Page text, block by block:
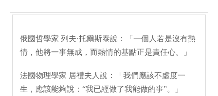
俄國哲學家 列夫·托爾斯泰說：「一個人若是沒有熱
情，他將一事無成，而熱情的基點正是責任心。」
法國物理學家 居禮夫人說：「我們應該不虛度一
生，應該能夠說：“我已經做了我能做的事”。」